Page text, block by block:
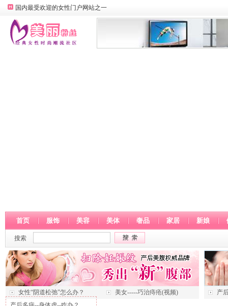
国内最受欢迎的女性门户网站之一
首页 服饰 美容 美体 奢品 家居 新娘
搜索
女性“阴道松弛”怎么办？ 美女-----巧治痔疮(视频)
产